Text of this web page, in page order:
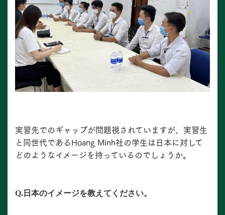
実習先でのギャップが問題視されていますが、実習生
と同世代であるHoang Minh社の学生は日本に対して
どのようなイメージを持っているのでしょうか。
Q.日本のイメージを教えてください。